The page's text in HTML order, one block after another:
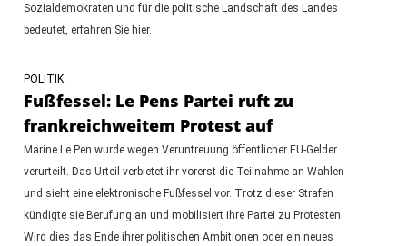
Sozialdemokraten und für die politische Landschaft des Landes
bedeutet, erfahren Sie hier.
POLITIK
Fußfessel: Le Pens Partei ruft zu
frankreichweitem Protest auf
Marine Le Pen wurde wegen Veruntreuung öffentlicher EU-Gelder
verurteilt. Das Urteil verbietet ihr vorerst die Teilnahme an Wahlen
und sieht eine elektronische Fußfessel vor. Trotz dieser Strafen
kündigte sie Berufung an und mobilisiert ihre Partei zu Protesten.
Wird dies das Ende ihrer politischen Ambitionen oder ein neues